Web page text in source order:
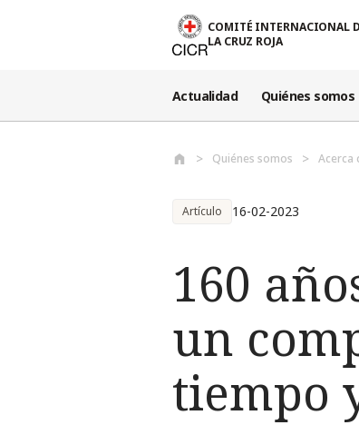
COMITÉ INTERNACIONAL
LA CRUZ ROJA
Actualidad Quiénes somos
Quiénes somos Acerca
Artículo 16-02-2023
160
un
tiempo